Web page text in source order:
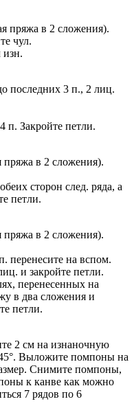
пряжа в 2 сложения).
чул.
изн.
последних 3 п., 2 лиц.
п. Закройте петли.
в 2 сложения).
сторон след. ряда, а
петли.
в 2 сложения).
перенесите на вспом.
и закройте петли.
перенесенных на
в два сложения и
петли.
2 см на изнаночную
Выложите помпоны на
Снимите помпоны,
к канве как можно
7 рядов по 6